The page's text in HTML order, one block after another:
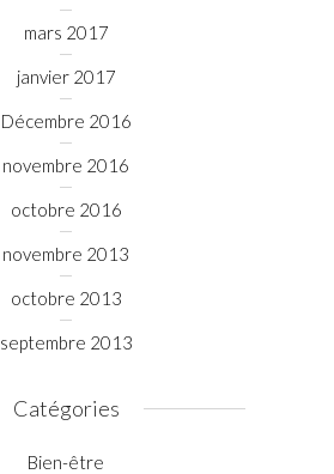
mars 2017
janvier 2017
Décembre 2016
novembre 2016
octobre 2016
novembre 2013
octobre 2013
septembre 2013
Catégories
Bien-être